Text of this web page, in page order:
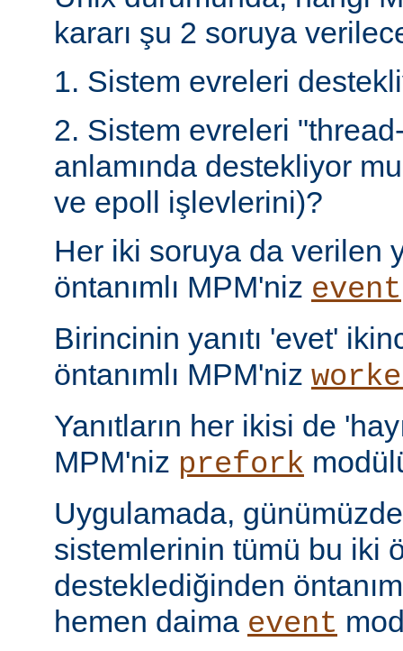
kararı şu 2 soruya
1. Sistem evreleri
2. Sistem evreleri
anlamında destekliyor
ve epoll işlevlerini)?
Her iki soruya da verilen
öntanımlı MPM'niz event
Birincinin yanıtı 'evet'
öntanımlı MPM'niz
Yanıtların her ikisi de
MPM'niz prefork
Uygulamada,
sistemlerinin tümü bu iki
desteklediğinden
hemen daima event